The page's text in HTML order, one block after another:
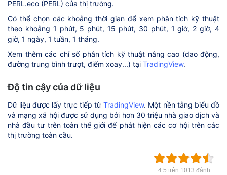
PERL.eco (PERL) của thị trường.
Có thể chọn các khoảng thời gian để xem phân tích kỹ thuật
theo khoảng 1 phút, 5 phút, 15 phút, 30 phút, 1 giờ, 2 giờ, 4
giờ, 1 ngày, 1 tuần, 1 tháng.
Xem thêm các chỉ số phân tích kỹ thuật nâng cao (dao động,
đường trung bình trượt, điểm xoay...) tại TradingView.
Độ tin cậy của dữ liệu
Dữ liệu được lấy trực tiếp từTradingView. Một nền tảng biểu đồ
và mạng xã hội được sử dụng bởi hơn 30 triệu nhà giao dịch và
nhà đầu tư trên toàn thế giới để phát hiện các cơ hội trên các
thị trường toàn cầu.
4.5 trên 1013 đánh